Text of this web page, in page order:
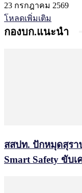
23 กรกฎาคม 2569
โหลดเพิ่มเติม
กองบก.แนะนำ
สสปท. ปักหมุดสุรา
Smart Safety ขับ